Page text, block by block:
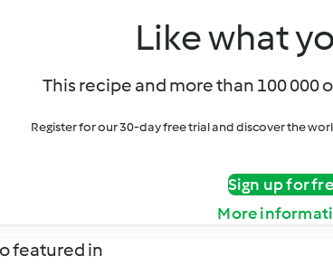
Like what
This recipe and more than 100 000
Register for our 30-day free trial and discover the
Sign up for
More
featured in